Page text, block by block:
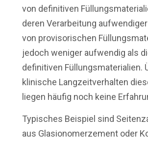
von definitiven
deren Verarbeitung
von provisorischen
jedoch weniger aufwendig als
definitiven Füllungsmaterialien.
klinische Langzeitverhalten
liegen häufig noch keine
Typisches Beispiel sind
aus Glasionomerzement oder